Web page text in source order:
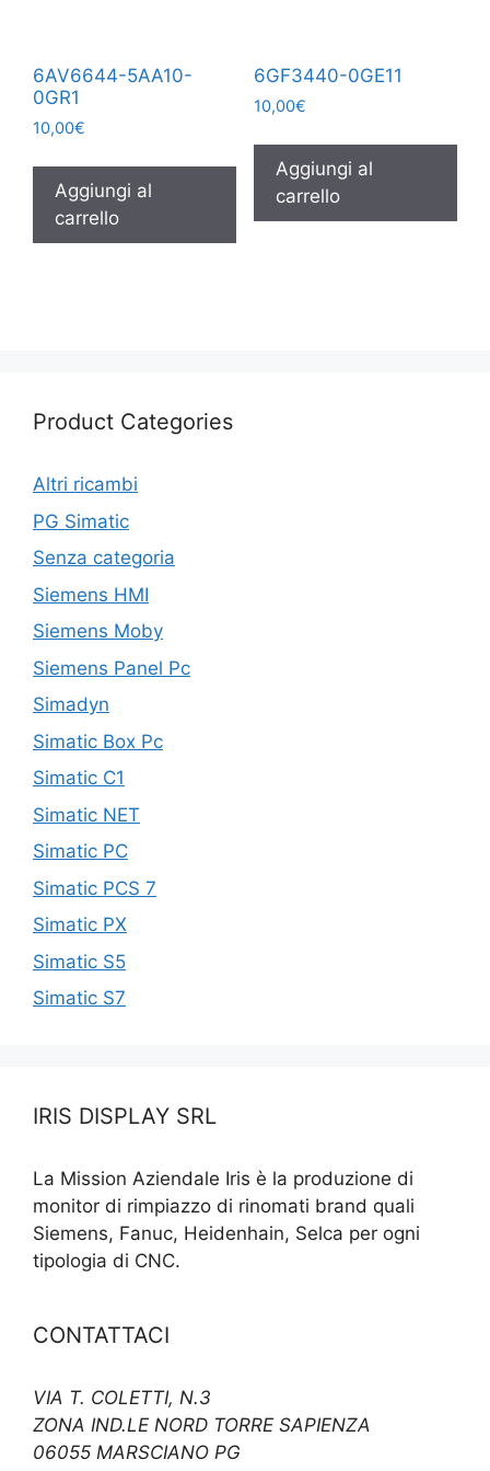
6AV6644-5AA10-
0GR1
10,00€
Aggiungi al
carrello
6GF3440-0GE11
10,00€
Aggiungi al
carrello
Product Categories
Altri ricambi
PG Simatic
Senza categoria
Siemens HMI
Siemens Moby
Siemens Panel Pc
Simadyn
Simatic Box Pc
Simatic C1
Simatic NET
Simatic PC
Simatic PCS 7
Simatic PX
Simatic S5
Simatic S7
IRIS DISPLAY SRL
La Mission Aziendale Iris è la produzione di
monitor di rimpiazzo di rinomati brand quali
Siemens, Fanuc, Heidenhain, Selca per ogni
tipologia di CNC.
CONTATTACI
VIA T. COLETTI, N.3
ZONA IND.LE NORD TORRE SAPIENZA
06055 MARSCIANO PG